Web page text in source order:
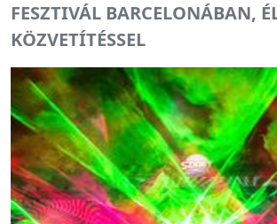
FESZTIVÁL BARCELONÁBAN,
KÖZVETÍTÉSSEL